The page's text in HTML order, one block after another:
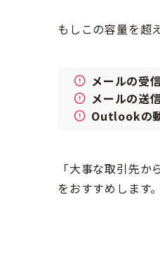
もしこの容量を超
メールの受
メールの送
Outlookの
「大事な取引先
をおすすめします。